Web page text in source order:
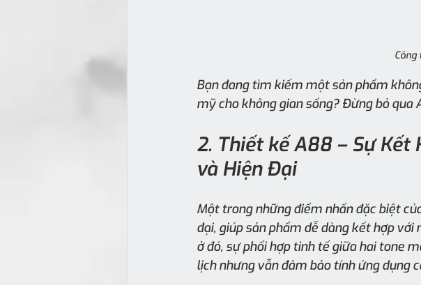
Công
Bạn đang tìm kiếm một sản phẩm
mỹ cho không gian sống? Đừng bỏ qua
2. Thiết kế A88 – Sự Kết
và Hiện Đại
Một trong những điểm nhấn đặc biệt
đại, giúp sản phẩm dễ dàng kết hợp
ở đó, sự phối hợp tinh tế giữa hai tone
lịch nhưng vẫn đảm bảo tính ứng dụng